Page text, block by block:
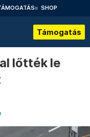
SHOP
Támogatás
lőtték le